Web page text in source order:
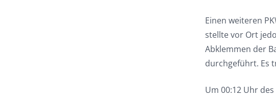
Einen weiteren
stellte vor Ort
Abklemmen der
durchgeführt. Es
Um 00:12 Uhr